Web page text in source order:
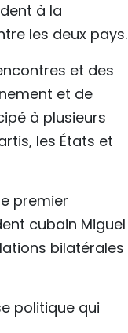
à la
les deux pays.
et des
et de
à plusieurs
les États et
premier
cubain Miguel
bilatérales
politique qui